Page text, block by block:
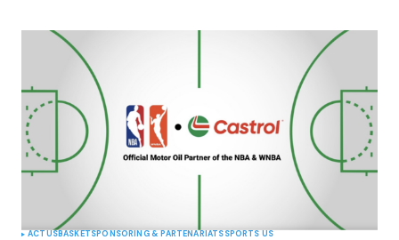
ACTUSBASKETSPONSORING & PARTENARIATSSPORTS US